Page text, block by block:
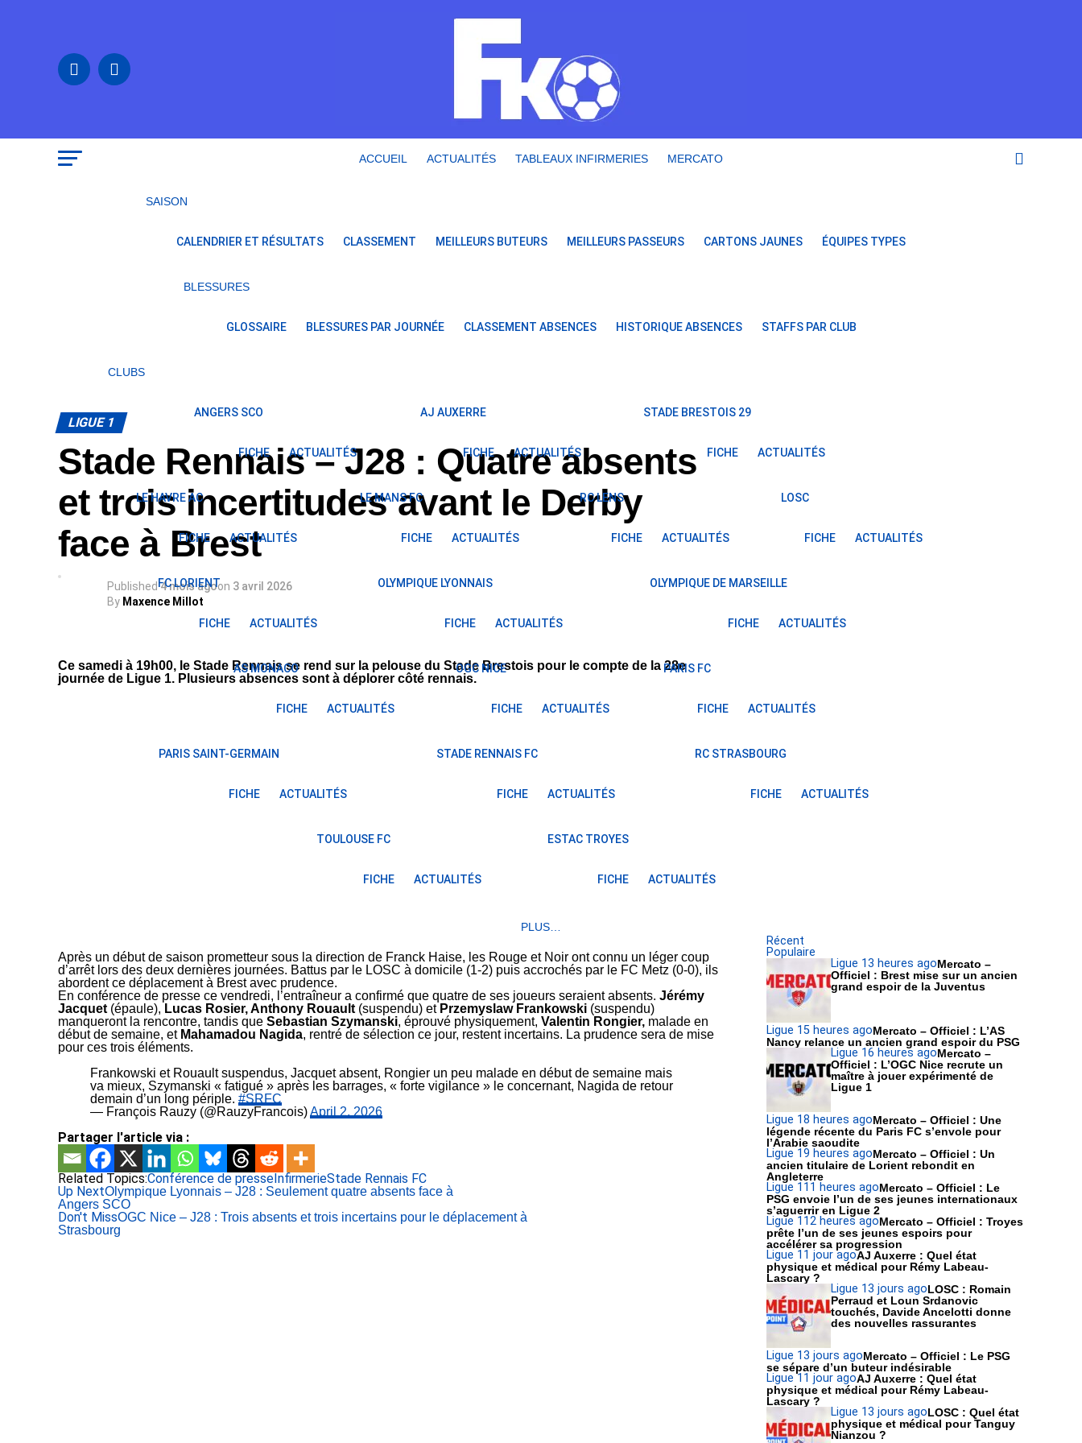
ACCUEIL ACTUALITÉS TABLEAUX INFIRMERIES MERCATO
SAISON
CALENDRIER ET RÉSULTATS CLASSEMENT MEILLEURS BUTEURS MEILLEURS PASSEURS CARTONS JAUNES ÉQUIPES TYPES
BLESSURES
GLOSSAIRE BLESSURES PAR JOURNÉE CLASSEMENT ABSENCES HISTORIQUE ABSENCES STAFFS PAR CLUB
CLUBS
ANGERS SCO
FICHE ACTUALITÉS
AJ AUXERRE
FICHE ACTUALITÉS
STADE BRESTOIS 29
FICHE ACTUALITÉS
LE HAVRE AC
FICHE ACTUALITÉS
LE MANS FC
FICHE ACTUALITÉS
RC LENS
FICHE ACTUALITÉS
LOSC
FICHE ACTUALITÉS
FC LORIENT
FICHE ACTUALITÉS
OLYMPIQUE LYONNAIS
FICHE ACTUALITÉS
OLYMPIQUE DE MARSEILLE
FICHE ACTUALITÉS
AS MONACO
FICHE ACTUALITÉS
OGC NICE
FICHE ACTUALITÉS
PARIS FC
FICHE ACTUALITÉS
PARIS SAINT-GERMAIN
FICHE ACTUALITÉS
STADE RENNAIS FC
FICHE ACTUALITÉS
RC STRASBOURG
FICHE ACTUALITÉS
TOULOUSE FC
FICHE ACTUALITÉS
ESTAC TROYES
FICHE ACTUALITÉS
PLUS…
LIGUE 1
Stade Rennais – J28 : Quatre absents
et trois incertitudes avant le Derby
face à Brest
Published 4 mois agoon 3 avril 2026
By Maxence Millot
Ce samedi à 19h00, le Stade Rennais se rend sur la pelouse du Stade Brestois pour le compte de la 28e
journée de Ligue 1. Plusieurs absences sont à déplorer côté rennais.
Après un début de saison prometteur sous la direction de Franck Haise, les Rouge et Noir ont connu un léger coup
d’arrêt lors des deux dernières journées. Battus par le LOSC à domicile (1-2) puis accrochés par le FC Metz (0-0), ils
abordent ce déplacement à Brest avec prudence.
En conférence de presse ce vendredi, l’entraîneur a confirmé que quatre de ses joueurs seraient absents. Jérémy
Jacquet (épaule), Lucas Rosier, Anthony Rouault (suspendu) et Przemyslaw Frankowski (suspendu)
manqueront la rencontre, tandis que Sebastian Szymanski, éprouvé physiquement, Valentin Rongier, malade en
début de semaine, et Mahamadou Nagida, rentré de sélection ce jour, restent incertains. La prudence sera de mise
pour ces trois éléments.
Frankowski et Rouault suspendus, Jacquet absent, Rongier un peu malade en début de semaine mais
va mieux, Szymanski « fatigué » après les barrages, « forte vigilance » le concernant, Nagida de retour
demain d’un long périple. #SRFC
— François Rauzy (@RauzyFrancois)April 2, 2026
Partager l'article via :
Related Topics:Conférence de presseInfirmerieStade Rennais FC
Up NextOlympique Lyonnais – J28 : Seulement quatre absents face à
Angers SCO
Don't MissOGC Nice – J28 : Trois absents et trois incertains pour le déplacement à
Strasbourg
Récent
Populaire
Ligue 13 heures agoMercato –
Officiel : Brest mise sur un ancien
grand espoir de la Juventus
Ligue 15 heures agoMercato – Officiel : L’AS
Nancy relance un ancien grand espoir du PSG
Ligue 16 heures agoMercato –
Officiel : L’OGC Nice recrute un
maître à jouer expérimenté de
Ligue 1
Ligue 18 heures agoMercato – Officiel : Une
légende récente du Paris FC s’envole pour
l’Arabie saoudite
Ligue 19 heures agoMercato – Officiel : Un
ancien titulaire de Lorient rebondit en
Angleterre
Ligue 1 11 heures agoMercato – Officiel : Le
PSG envoie l’un de ses jeunes internationaux
s’aguerrir en Ligue 2
Ligue 1 12 heures agoMercato – Officiel : Troyes
prête l’un de ses jeunes espoirs pour
accélérer sa progression
Ligue 1 1 jour agoAJ Auxerre : Quel état
physique et médical pour Rémy Labeau-
Lascary ?
Ligue 13 jours agoLOSC : Romain
Perraud et Loun Srdanovic
touchés, Davide Ancelotti donne
des nouvelles rassurantes
Ligue 13 jours agoMercato – Officiel : Le PSG
se sépare d’un buteur indésirable
Ligue 1 1 jour agoAJ Auxerre : Quel état
physique et médical pour Rémy Labeau-
Lascary ?
Ligue 13 jours agoLOSC : Quel état
physique et médical pour Tanguy
Nianzou ?